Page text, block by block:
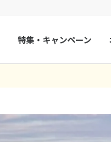
特集・キャンペーン
月 火 水